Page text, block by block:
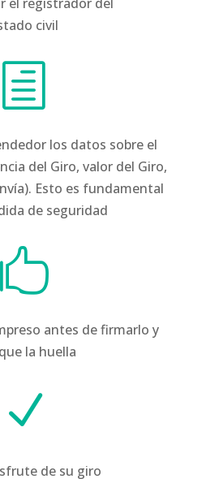
civil
h
los datos sobre el
del Giro, valor del Giro,
Esto es fundamental
de seguridad

antes de firmarlo y
la huella
N
de su giro